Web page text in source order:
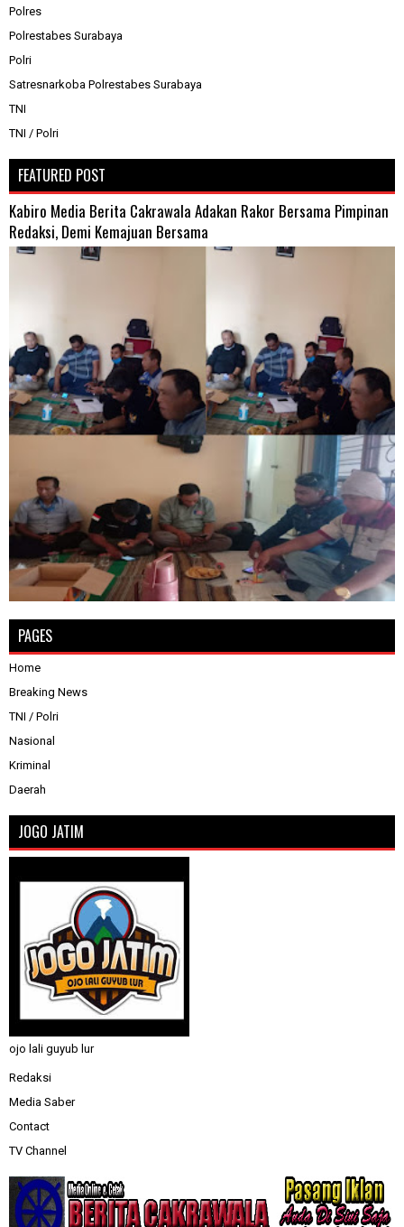
Polres
Polrestabes Surabaya
Polri
Satresnarkoba Polrestabes Surabaya
TNI
TNI / Polri
FEATURED POST
Kabiro Media Berita Cakrawala Adakan Rakor Bersama Pimpinan
Redaksi, Demi Kemajuan Bersama
PAGES
Home
Breaking News
TNI / Polri
Nasional
Kriminal
Daerah
JOGO JATIM
ojo lali guyub lur
Redaksi
Media Saber
Contact
TV Channel